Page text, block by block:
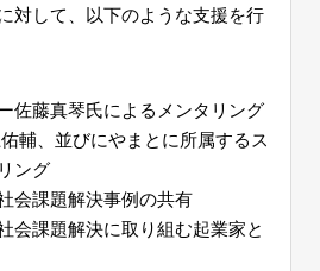
対して、以下のような支援を行
佐藤真琴氏によるメンタリング
輔、並びにやまとに所属するス
ング
会課題解決事例の共有
会課題解決に取り組む起業家と